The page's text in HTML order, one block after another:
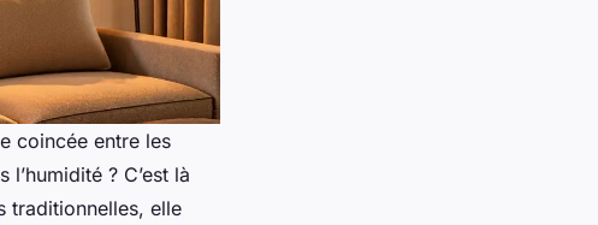
coincée entre les
? C’est là
traditionnelles, elle